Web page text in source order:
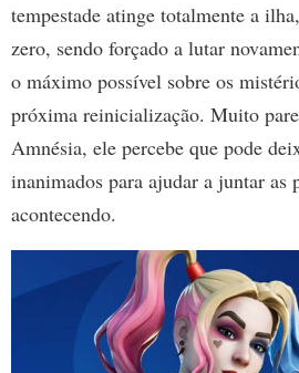
tempestade atinge totalmente a
zero, sendo forçado a lutar
o máximo possível sobre os
próxima reinicialização. Muito
Amnésia, ele percebe que pode
inanimados para ajudar a juntar as
acontecendo.